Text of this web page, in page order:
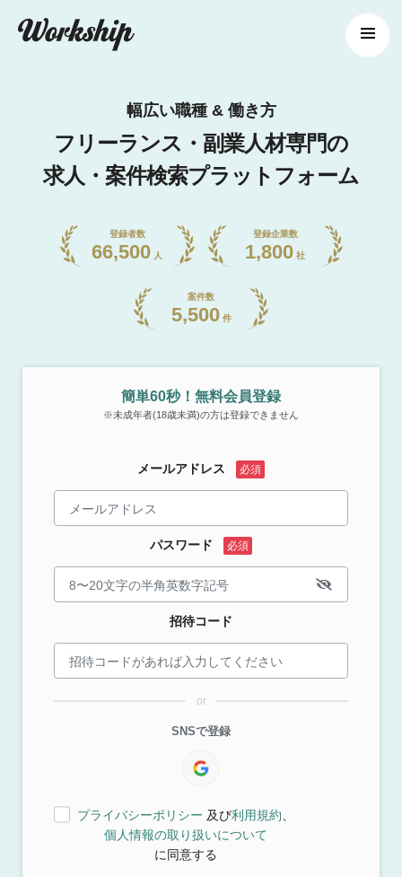
幅広い職種 & 働き方
フリーランス・副業人材専門の
求人・案件検索プラットフォーム
登録者数
66,500 人
登録企業数
1,800 社
案件数
5,500 件
簡単60秒！無料会員登録
※未成年者(18歳未満)の方は登録できません
メールアドレス
パスワード
招待コード
or
SNSで登録
プライバシーポリシー 及び利用規約
個人情報の取り扱いについて
に同意する